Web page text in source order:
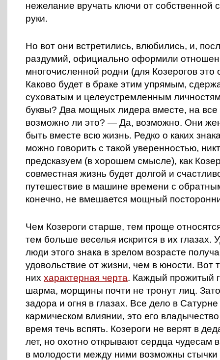
нежелание вручать ключи от собственной
руки.
Но вот они встретились, влюбились, и,
раздумий, официально оформили
многочисленной родни (для Козерогов это
Каково будет в браке этим упрямым,
суховатым и целеустремленным
буквы? Два мощных лидера вместе, на
возможно ли это? — Да, возможно. Они
быть вместе всю жизнь. Редко о каких
можно говорить с такой уверенностью,
предсказуем (в хорошем смысле), как
совместная жизнь будет долгой и
путешествие в машине времени с
конечно, не вмешается мощный
Чем Козероги старше, тем проще
тем больше веселья искрится в их глазах.
люди этого знака в зрелом возрасте
удовольствие от жизни, чем в юности. Вот
них характерная черта. Каждый прожитый
шарма, морщины почти не тронут лиц.
задора и огня в глазах. Все дело в Сатурне
кармическом влиянии, это его владычество
время течь вспять. Козероги не верят в
лет, но охотно открывают сердца чудесам
в молодости между ними возможны стычки